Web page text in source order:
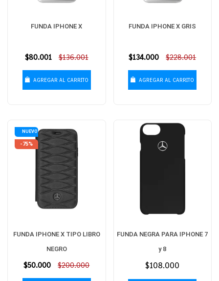
FUNDA IPHONE X
Precio
$80.001 $136.001
AGREGAR AL CARRITO
FUNDA IPHONE X GRIS
Precio
$134.000 $228.001
AGREGAR AL CARRITO
NUEVO
-75%
FUNDA IPHONE X TIPO LIBRO
NEGRO
Precio
$50.000 $200.000
FUNDA NEGRA PARA IPHONE 7
y 8
Precio
$108.000